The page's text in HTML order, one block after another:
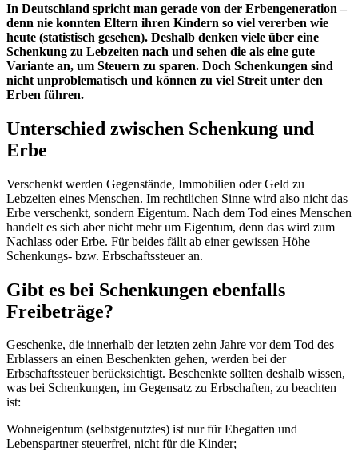
In Deutschland spricht man gerade von der Erbengeneration –
denn nie konnten Eltern ihren Kindern so viel vererben wie
heute (statistisch gesehen). Deshalb denken viele über eine
Schenkung zu Lebzeiten nach und sehen die als eine gute
Variante an, um Steuern zu sparen. Doch Schenkungen sind
nicht unproblematisch und können zu viel Streit unter den
Erben führen.
Unterschied zwischen Schenkung und
Erbe
Verschenkt werden Gegenstände, Immobilien oder Geld zu
Lebzeiten eines Menschen. Im rechtlichen Sinne wird also nicht das
Erbe verschenkt, sondern Eigentum. Nach dem Tod eines Menschen
handelt es sich aber nicht mehr um Eigentum, denn das wird zum
Nachlass oder Erbe. Für beides fällt ab einer gewissen Höhe
Schenkungs- bzw. Erbschaftssteuer an.
Gibt es bei Schenkungen ebenfalls
Freibeträge?
Geschenke, die innerhalb der letzten zehn Jahre vor dem Tod des
Erblassers an einen Beschenkten gehen, werden bei der
Erbschaftssteuer berücksichtigt. Beschenkte sollten deshalb wissen,
was bei Schenkungen, im Gegensatz zu Erbschaften, zu beachten
ist:
Wohneigentum (selbstgenutztes) ist nur für Ehegatten und
Lebenspartner steuerfrei, nicht für die Kinder;